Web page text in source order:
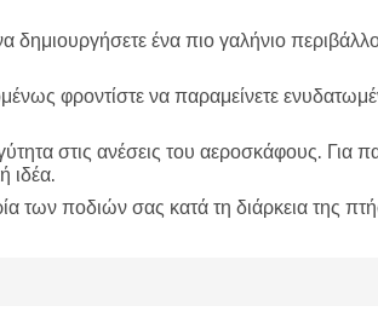
ένα πιο γαλήνιο
φροντίστε να παραμείνετε
στις ανέσεις του αεροσκάφους. Για
ιδέα.
των ποδιών σας κατά τη διάρκεια της